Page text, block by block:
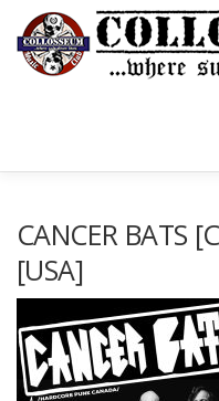
Prejsť
obsah
KONTAKTY
CANCER BATS
[USA]